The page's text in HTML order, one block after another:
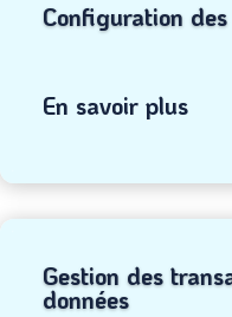
Configuration
En savoir plus
Gestion des
données